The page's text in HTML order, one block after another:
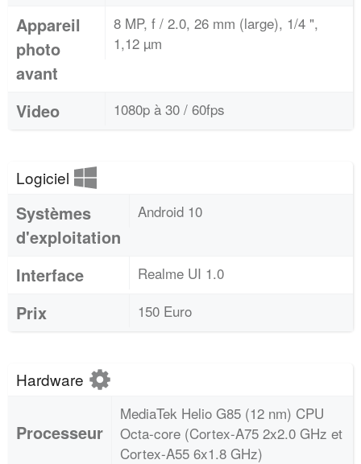
Appareil
photo
avant
8 MP, f / 2.0, 26 mm (large), 1/4 ",
1,12 µm
Video 1080p à 30 / 60fps
Logiciel
Systèmes
d'exploitation
Android 10
Interface Realme UI 1.0
Prix 150 Euro
Hardware
Processeur
MediaTek Helio G85 (12 nm) CPU
Octa-core (Cortex-A75 2x2.0 GHz et
Cortex-A55 6x1.8 GHz)